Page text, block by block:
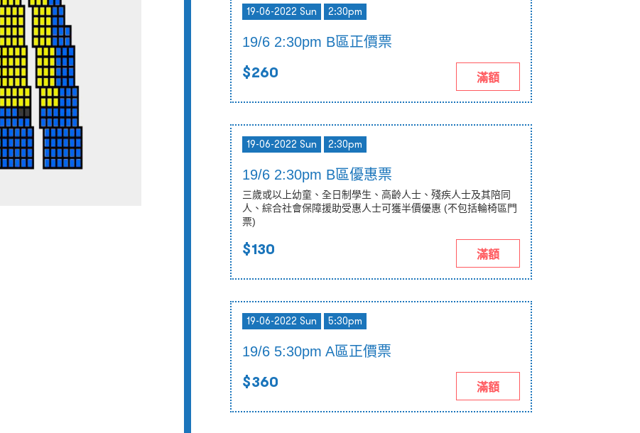
19-06-2022 Sun 2:30pm
19/6 2:30pm B區正價票
$260 滿額
19-06-2022 Sun 2:30pm
19/6 2:30pm B區優惠票
三歲或以上幼童、全日制學生、高齡人士、殘疾人士及其陪同
人、綜合社會保障援助受惠人士可獲半價優惠 (不包括輪椅區門
票)
$130 滿額
19-06-2022 Sun 5:30pm
19/6 5:30pm A區正價票
$360 滿額